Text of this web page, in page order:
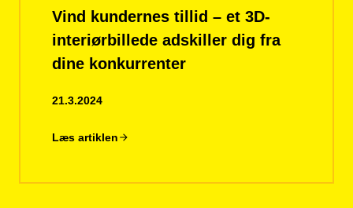
Vind kundernes tillid – et 3D-
interiørbillede adskiller dig fra
dine konkurrenter
21.3.2024
Læs artiklen